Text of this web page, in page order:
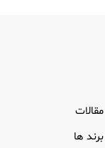
مقالات
برند ها